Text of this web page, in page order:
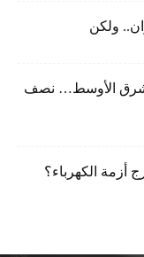
ولكن
الأوسط… نصف
أزمة الكهرباء؟